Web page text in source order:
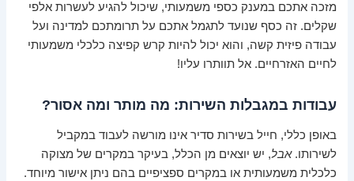
מזכה אתכם במענק כספי משמעותי, שיכול להגיע לעשרות אלפי
שקלים. זה כסף שנועד לתגמל אתכם על תרומתכם למדינה ועל
עבודה פיזית קשה, והוא יכול להיות קרש קפיצה כלכלי משמעותי
לחיים האזרחיים. אל תוותרו עליו!
עבודות במגבלות השירות: מה מותר ומה אסור?
באופן כללי, חייל בשירות סדיר אינו מורשה לעבוד במקביל
לשירותו.אבל, יש יוצאים מן הכלל, בעיקר במקרים של מצוקה
כלכלית משמעותית או במקרים ספציפיים בהם ניתן אישור מיוחד.